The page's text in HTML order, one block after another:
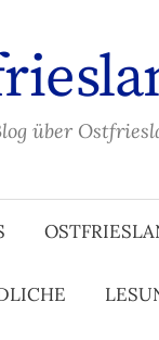
über